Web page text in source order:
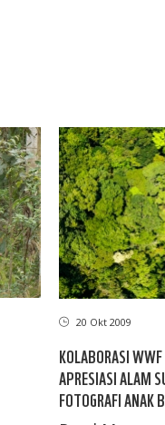
20 Okt 2009
KOLABORASI
APRESIASI ALAM
FOTOGRAFI ANAK